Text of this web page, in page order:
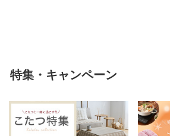
特集・キャンペーン